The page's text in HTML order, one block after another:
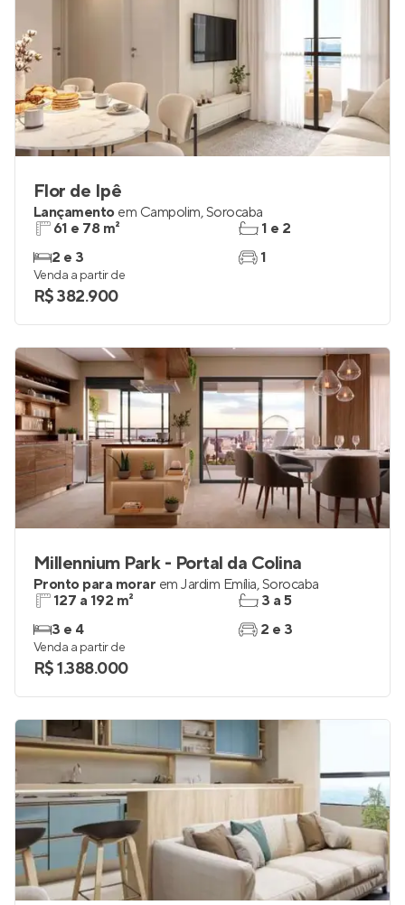
Flor de Ipê
Lançamento em Campolim,Sorocaba
61 e 78 m²
2 e 3
1 e 2
1
Venda a partir de
R$ 382.900
Millennium Park - Portal da Colina
Pronto para morar em Jardim Emília,Sorocaba
127 a 192 m²
3 e 4
3 a 5
2 e 3
Venda a partir de
R$ 1.388.000